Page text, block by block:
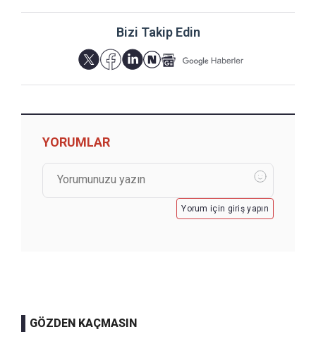
Bizi Takip Edin
YORUMLAR
Yorum için giriş yapın
GÖZDEN KAÇMASIN